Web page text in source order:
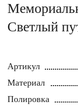
Светлый
Артикул
Материал
Полировка